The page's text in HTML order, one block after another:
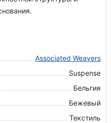
Associated Weavers
Suspense
Бельгия
Бежевый
Текстиль